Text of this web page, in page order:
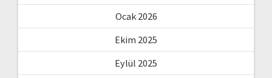
Ocak 2026
Ekim 2025
Eylül 2025